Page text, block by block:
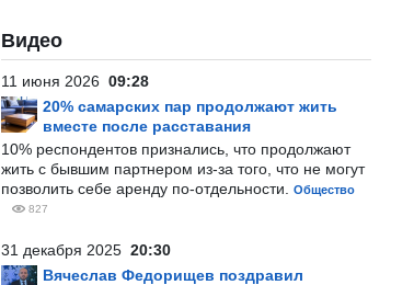
Видео
11 июня 2026 09:28
20% самарских пар продолжают жить
вместе после расставания
10% респондентов признались, что продолжают
жить с бывшим партнером из-за того, что не могут
позволить себе аренду по-отдельности.
Общество
827
31 декабря 2025 20:30
Вячеслав Федорищев поздравил